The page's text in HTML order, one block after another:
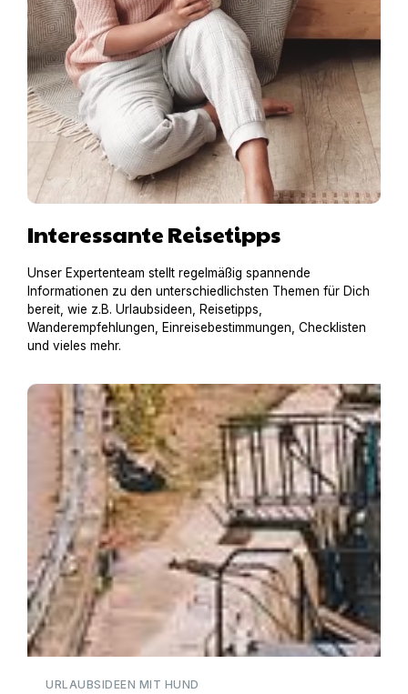
Interessante Reisetipps
Unser Expertenteam stellt regelmäßig spannende
Informationen zu den unterschiedlichsten Themen für Dich
bereit, wie z.B. Urlaubsideen, Reisetipps,
Wanderempfehlungen, Einreisebestimmungen, Checklisten
und vieles mehr.
Hausboot mit Hund
URLAUBSIDEEN MIT HUND